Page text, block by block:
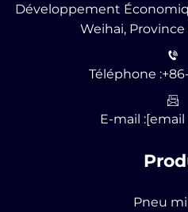
Développement
Weihai,
Téléphone :
E-mail :
Pneu